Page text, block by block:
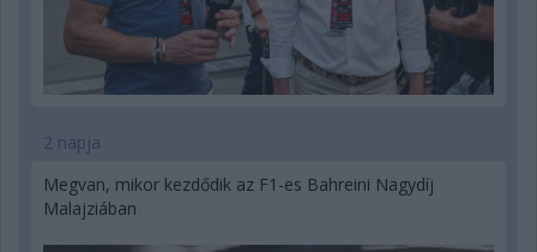
2 napja
Megvan, mikor kezdődik az F1-es Bahreini Nagydíj
Malajziában